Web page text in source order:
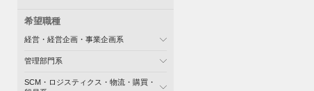
希望職種
経営・経営企画・事業企画系
管理部門系
SCM・ロジスティクス・物流・購買・